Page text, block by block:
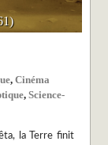
,Cinéma
,Science-
la Terre finit